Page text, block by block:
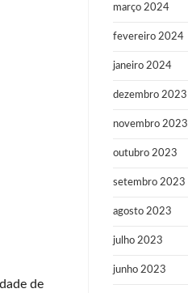
de
março 2024
fevereiro 2024
janeiro 2024
dezembro 2023
novembro 2023
outubro 2023
setembro 2023
agosto 2023
julho 2023
junho 2023